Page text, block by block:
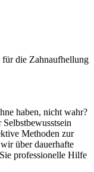
die Zahnaufhellung
haben, nicht wahr?
Methoden zur
über dauerhafte
professionelle Hilfe